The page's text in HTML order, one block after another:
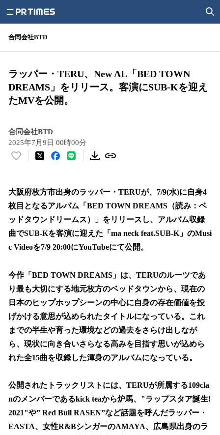
合同会社BTD
ラッパー・TERU、New AL「BED TOWN
DREAMS」をリリース。客演にSUB-Kを迎え
たMVを公開。
合同会社BTD
2025年7月9日 00時00分
い
！
数
を
読
み
込
で
す
大阪府枚方市出身のラッパー・TERUが、7/9(水)に自身4
枚目となるアルバム「BED TOWN DREAMS（読み：ベ
ッドタウンドリームス）」をリリースし、アルバム収録
曲でSUB-Kを客演に迎えた「ma neck feat.SUB-K」のMusi
c Videoを7/9 20:00にYouTubeにて公開。
今作「BED TOWN DREAMS」は、TERUのルーツであ
り最も大切にする地元枚方のベッドタウンから、現在の
日本のヒップホップシーンの中心に自身の存在価値を投
げかける意思が込められたタイトルになっている。これ
までの半生や育った環境などの過去をさらけ出しなが
ら、現状に向き合いさらなる高みを目指す思いが込めら
れた全15曲を収録した渾身のアルバムになっている。
公開されたトラックリストには、TERUが所属する109cla
nのメンバーであるkick teaから炉馬、"ラップスタア誕生!
2021"や” Red Bull RASEN”など話題を呼んだラッパー・
EASTA、女性R&BシンガーのAMAYA、広島県出身のラ